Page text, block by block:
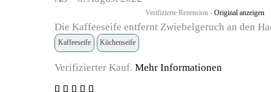
von 5
Verifizierte Rezension - Original anzeigen
Die Kaffeeseife entfernt Zwiebelgeruch an den
Kaffeeseife Küchenseife
Verifizierter Kauf. Mehr Informationen